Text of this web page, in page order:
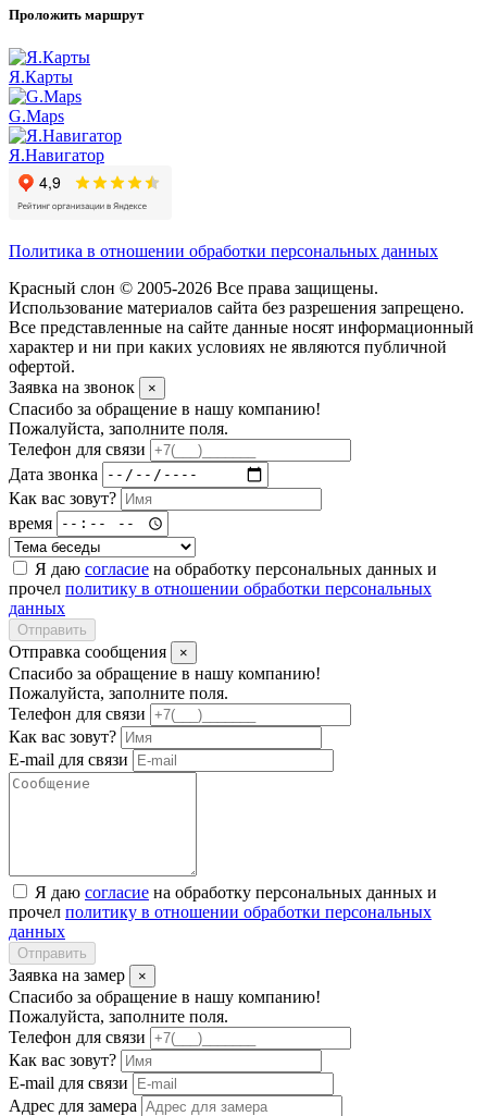
Проложить маршрут
Я.Карты
G.Maps
Я.Навигатор
Политика в отношении обработки персональных данных
Красный слон © 2005-2026 Все права защищены.
Использование материалов сайта без разрешения запрещено.
Все представленные на сайте данные носят информационный
характер и ни при каких условиях не являются публичной
офертой.
Заявка на звонок
×
Спасибо за обращение в нашу компанию!
Пожалуйста, заполните поля.
Телефон для связи
Дата звонка
Как вас зовут?
время
Я даю согласие на обработку персональных данных и
прочел политику в отношении обработки персональных
данных
Отправить
Отправка сообщения ×
Спасибо за обращение в нашу компанию!
Пожалуйста, заполните поля.
Телефон для связи
Как вас зовут?
E-mail для связи
Я даю согласие на обработку персональных данных и
прочел политику в отношении обработки персональных
данных
Отправить
Заявка на замер ×
Спасибо за обращение в нашу компанию!
Пожалуйста, заполните поля.
Телефон для связи
Как вас зовут?
E-mail для связи
Адрес для замера